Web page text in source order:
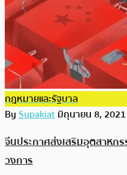
กฎหมายและรัฐบาล
BySupakiatมิถุนายน 8, 2021
จีนประกาศส่งเสริมอุตสาหกร
วงการ